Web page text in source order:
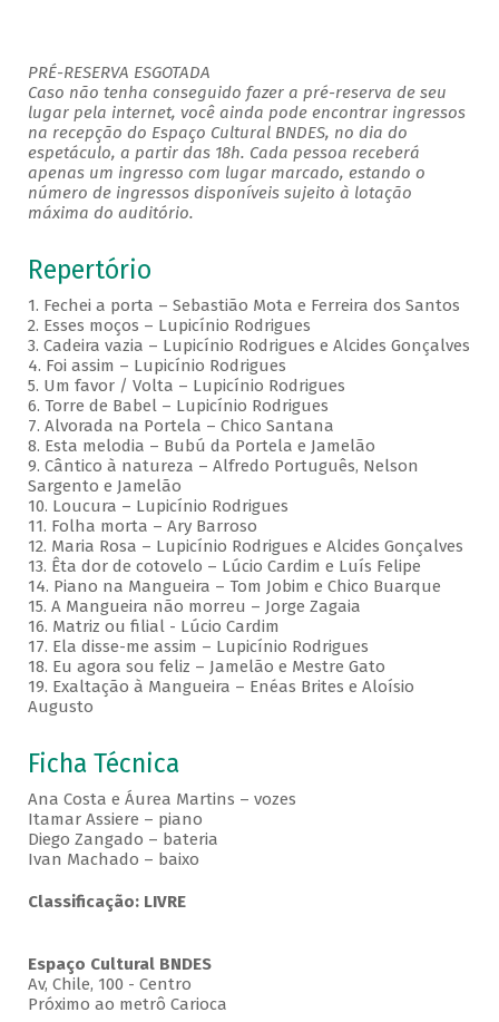
PRÉ-RESERVA ESGOTADA
Caso não tenha conseguido fazer a pré-reserva de seu
lugar pela internet, você ainda pode encontrar ingressos
na recepção do Espaço Cultural BNDES, no dia do
espetáculo, a partir das 18h. Cada pessoa receberá
apenas um ingresso com lugar marcado, estando o
número de ingressos disponíveis sujeito à lotação
máxima do auditório.
Repertório
1. Fechei a porta – Sebastião Mota e Ferreira dos Santos
2. Esses moços – Lupicínio Rodrigues
3. Cadeira vazia – Lupicínio Rodrigues e Alcides Gonçalves
4. Foi assim – Lupicínio Rodrigues
5. Um favor / Volta – Lupicínio Rodrigues
6. Torre de Babel – Lupicínio Rodrigues
7. Alvorada na Portela – Chico Santana
8. Esta melodia – Bubú da Portela e Jamelão
9. Cântico à natureza – Alfredo Português, Nelson
Sargento e Jamelão
10. Loucura – Lupicínio Rodrigues
11. Folha morta – Ary Barroso
12. Maria Rosa – Lupicínio Rodrigues e Alcides Gonçalves
13. Êta dor de cotovelo – Lúcio Cardim e Luís Felipe
14. Piano na Mangueira – Tom Jobim e Chico Buarque
15. A Mangueira não morreu – Jorge Zagaia
16. Matriz ou filial - Lúcio Cardim
17. Ela disse-me assim – Lupicínio Rodrigues
18. Eu agora sou feliz – Jamelão e Mestre Gato
19. Exaltação à Mangueira – Enéas Brites e Aloísio
Augusto
Ficha Técnica
Ana Costa e Áurea Martins – vozes
Itamar Assiere – piano
Diego Zangado – bateria
Ivan Machado – baixo
Classificação: LIVRE
Espaço Cultural BNDES
Av, Chile, 100 - Centro
Próximo ao metrô Carioca